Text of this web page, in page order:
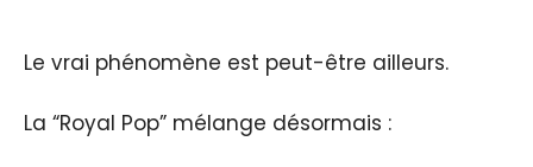
Le vrai phénomène est peut-être ailleurs.
La “Royal Pop” mélange désormais :